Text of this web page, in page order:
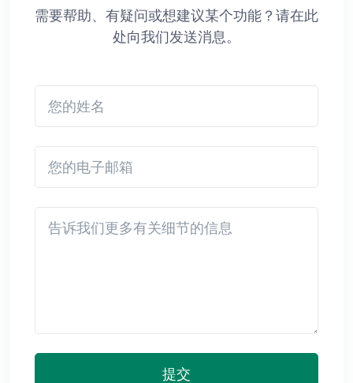
需要帮助、有疑问或想建议某个功能？请在此
处向我们发送消息。
提交